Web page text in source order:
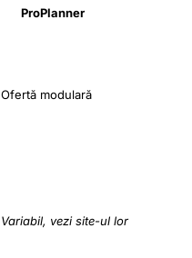
ProPlanner
Ofertă modulară
Variabil, vezi site-ul lor